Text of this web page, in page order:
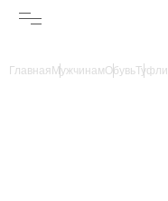
Главная МужчинамОбувьТуфли